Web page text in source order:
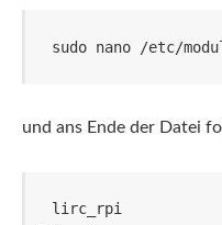
sudo nano /etc/
und ans Ende der Datei
lirc_rpi